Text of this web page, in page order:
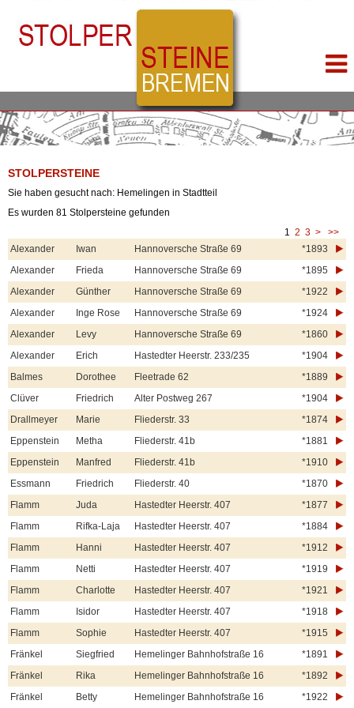
STOLPERSTEINE
Sie haben gesucht nach: Hemelingen in Stadtteil
Es wurden 81 Stolpersteine gefunden
1 2 3 >
>>
Alexander
Iwan Hannoversche Straße 69
*1893
Alexander
Frieda Hannoversche Straße 69
*1895
Alexander
Günther Hannoversche Straße 69
*1922
Alexander
Inge Rose Hannoversche Straße 69
*1924
Alexander
Levy Hannoversche Straße 69
*1860
Alexander
Erich Hastedter Heerstr. 233/235
*1904
Balmes
Dorothee Fleetrade 62
*1889
Clüver
Friedrich Alter Postweg 267
*1904
Drallmeyer
Marie Fliederstr. 33
*1874
Eppenstein
Metha Fliederstr. 41b
*1881
Eppenstein
Manfred Fliederstr. 41b
*1910
Essmann
Friedrich Fliederstr. 40
*1870
Flamm
Juda Hastedter Heerstr. 407
*1877
Flamm
Rifka-Laja Hastedter Heerstr. 407
*1884
Flamm
Hanni Hastedter Heerstr. 407
*1912
Flamm
Netti Hastedter Heerstr. 407
*1919
Flamm
Charlotte Hastedter Heerstr. 407
*1921
Flamm
Isidor Hastedter Heerstr. 407
*1918
Flamm
Sophie Hastedter Heerstr. 407
*1915
Fränkel
Siegfried Hemelinger Bahnhofstraße 16
*1891
Fränkel
Rika Hemelinger Bahnhofstraße 16
*1892
Fränkel
Betty Hemelinger Bahnhofstraße 16 *1922